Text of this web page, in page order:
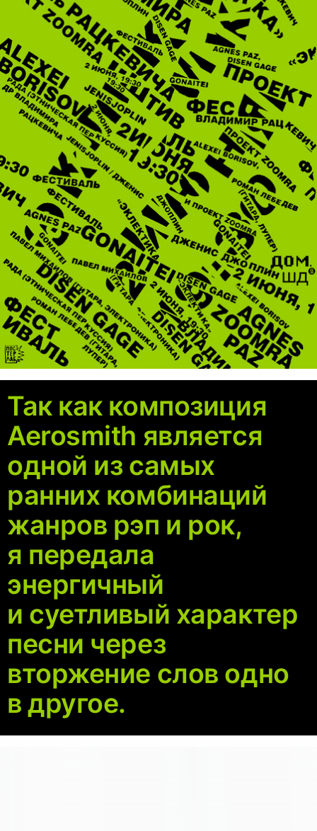
Так как композиция
Aerosmith является
одной из самых
ранних комбинаций
жанров рэп и рок,
я передала
энергичный
и суетливый характер
песни через
вторжение слов одно
в другое.